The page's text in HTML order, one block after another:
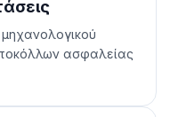
ασφαλείας